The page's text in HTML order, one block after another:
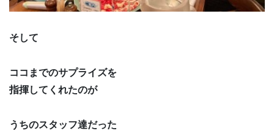
そして
ココまでのサプライズを
指揮してくれたのが
うちのスタッフ達だった